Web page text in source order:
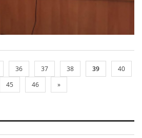
36 37 38 39
40
45 46 »